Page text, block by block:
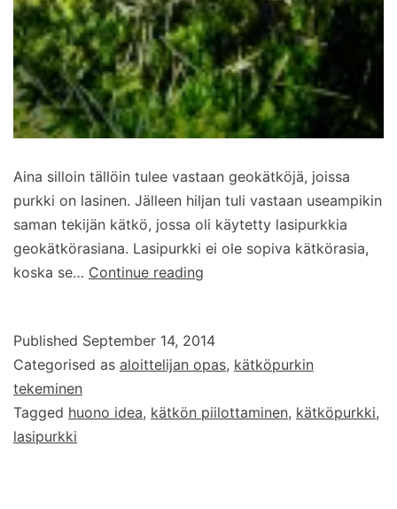
Aina silloin tällöin tulee vastaan geokätköjä, joissa
purkki on lasinen. Jälleen hiljan tuli vastaan useampikin
saman tekijän kätkö, jossa oli käytetty lasipurkkia
geokätkörasiana. Lasipurkki ei ole sopiva kätkörasia,
koska se… Continue reading
kätköpurkki
Published September 14, 2014
Categorised as aloittelijan opas, kätköpurkin
tekeminen
Tagged huono idea, kätkön piilottaminen, kätköpurkki,
lasipurkki